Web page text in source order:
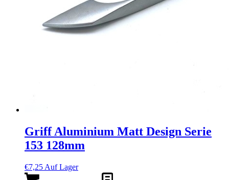
Griff Aluminium Matt Design Serie
153 128mm
€7,25 Auf Lager